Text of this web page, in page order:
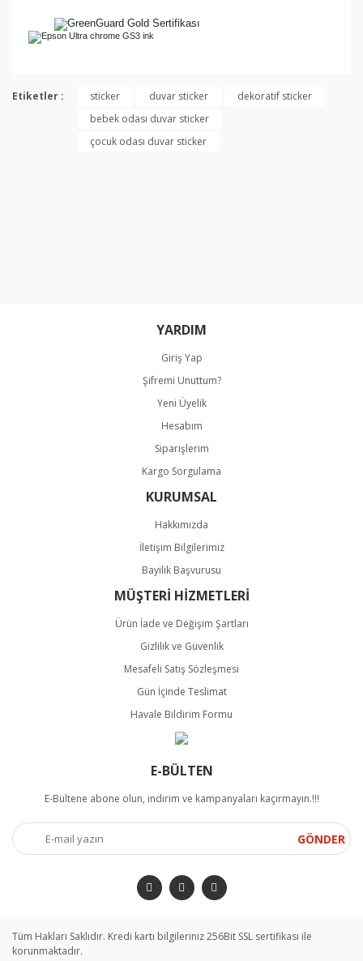
Bu ürüne ilk yorumu siz yapın!
diğer konularda yetersiz gördüğünüz noktaları öneri
Görüş ve önerileriniz için teşekkür ederiz.
Gönder
Etiketler : sticker duvar sticker
dekoratif sticker
bebek odası duvar sticker
çocuk odası duvar sticker
YARDIM
Giriş Yap
Şifremi Unuttum?
Yeni Üyelik
Hesabım
Siparişlerim
Kargo Sorgulama
KURUMSAL
Hakkımızda
İletişim Bilgilerimiz
Bayilik Başvurusu
MÜŞTERİ HİZMETLERİ
Ürün İade ve Değişim Şartları
Gizlilik ve Güvenlik
Mesafeli Satış Sözleşmesi
Gün İçinde Teslimat
Havale Bildirim Formu
E-BÜLTEN
E-Bültene abone olun, indirim ve kampanyaları kaçırmayın.!!!
GÖNDER
Tüm Hakları Saklıdır. Kredi kartı bilgileriniz 256Bit SSL sertifikası ile
korunmaktadır.